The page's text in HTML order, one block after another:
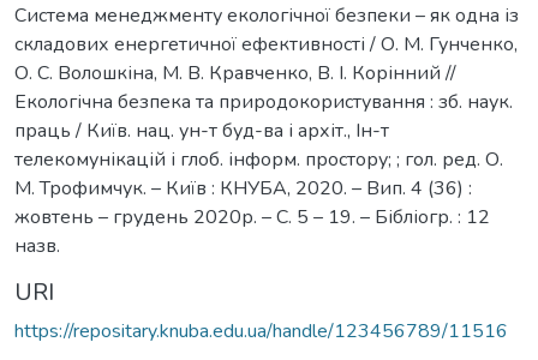
Система менеджменту екологічної безпеки – як одна із
складових енергетичної ефективності / О. М. Гунченко,
О. С. Волошкіна, М. В. Кравченко, В. І. Корінний //
Екологічна безпека та природокористування : зб. наук.
праць / Київ. нац. ун-т буд-ва і архіт., Ін-т
телекомунікацій і глоб. інформ. простору; ; гол. ред. О.
М. Трофимчук. – Київ : КНУБА, 2020. – Вип. 4 (36) :
жовтень – грудень 2020р. – С. 5 – 19. – Бібліогр. : 12
назв.
URI
https://repositary.knuba.edu.ua/handle/123456789/11516